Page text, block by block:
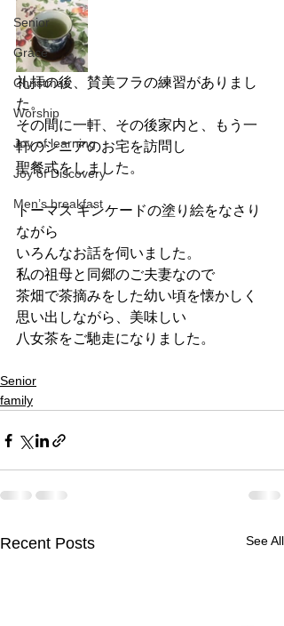
Senior
Grace
Christmas
Worship
Joy of learning
Joy of Discovery
Men’s breakfast
礼拝の後、賛美フラの練習がありまし
た。
その間に一軒、その後家内と、もう一
軒のシニアのお宅を訪問し
聖餐式をしました。
トーマス キンケードの塗り絵をなさり
ながら
いろんなお話を伺いました。
私の祖母と同郷のご夫妻なので
茶畑で茶摘みをした幼い頃を懐かしく
思い出しながら、美味しい
八女茶をご馳走になりました。
Senior
family
Recent Posts See All